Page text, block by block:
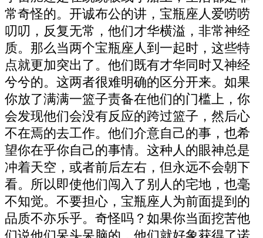
常奇怪的。开诚布公的讲，宝瓶座人爱唠唠
叨叨，反复无常，他们才华横溢，非常神经
质。那么当两个宝瓶座人到一起时，这些特
点就更加突出了。他们既有才华同时又神经
兮兮的。这两者很难明确的区分开来。如果
你放了满满一篮子责备在他们的门槛上，你
会发现他们会没有反应的跨过篮子，然后心
不在焉的去工作。他们介意自己的事，也希
望你在乎你自己的事情。这种人的眼神总是
冲着天空，或者前后左右，但永远不会朝下
看。所以即使他们闯入了别人的宅地，也毫
不知觉。不要担心，宝瓶座人为前面提到的
品质不亦乐乎。奇怪吗？如果你当面挖苦他